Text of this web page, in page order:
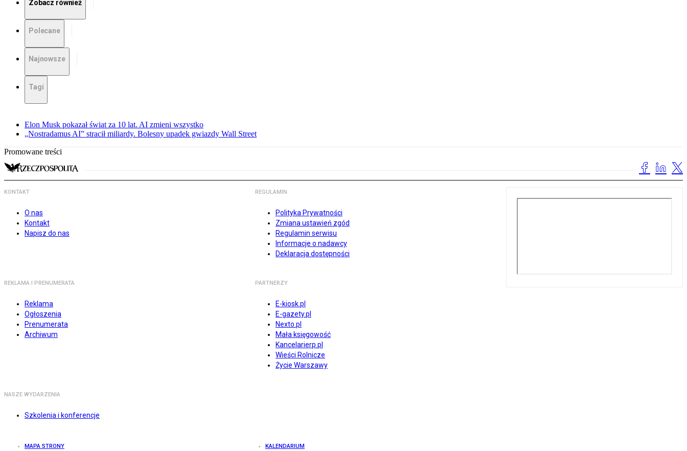
Zobacz również
Polecane
Najnowsze
Tagi
Elon Musk pokazał świat za 10 lat. AI zmieni wszystko
„Nostradamus AI” stracił miliardy. Bolesny upadek gwiazdy Wall Street
Promowane treści
KONTAKT
O nas
Kontakt
Napisz do nas
REGULAMIN
Polityka Prywatności
Zmiana ustawień zgód
Regulamin serwisu
Informacje o nadawcy
Deklaracja dostępności
REKLAMA I PRENUMERATA
Reklama
Ogłoszenia
Prenumerata
Archiwum
PARTNERZY
E-kiosk.pl
E-gazety.pl
Nexto.pl
Mała księgowość
Kancelarierp.pl
Wieści Rolnicze
Życie Warszawy
NASZE WYDARZENIA
Szkolenia i konferencje
MAPA STRONY KALENDARIUM